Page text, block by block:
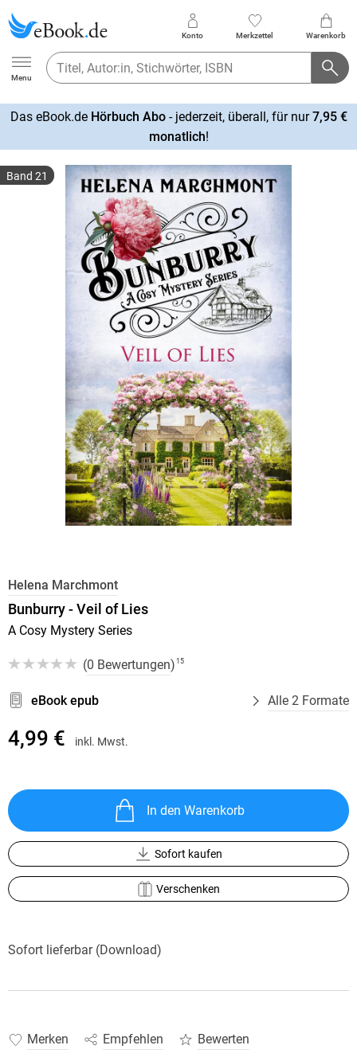
Ebook.de
Menu
Konto Merkzettel Warenkorb
Das eBook.de Hörbuch Abo- jederzeit, überall, für nur7,95 €
monatlich!
Band 21
Helena Marchmont
Bunburry - Veil of Lies
A Cosy Mystery Series
(0 Bewertungen) 15
eBook epub Alle 2 Formate
4,99 € inkl. Mwst.
In den Warenkorb
Sofort kaufen
Verschenken
Sofort lieferbar (Download)
Merken Empfehlen Bewerten